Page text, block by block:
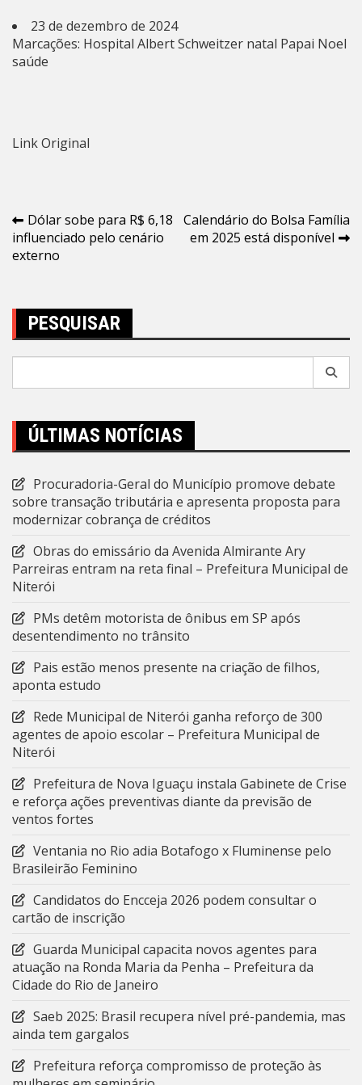
23 de dezembro de 2024
Marcações: Hospital Albert Schweitzer natal Papai Noel
saúde
Link Original
Navegação
de
Dólar sobe para R$ 6,18
influenciado pelo cenário
externo
Calendário do Bolsa Família
em 2025 está disponível
PESQUISAR
ÚLTIMAS NOTÍCIAS
Procuradoria-Geral do Município promove debate
sobre transação tributária e apresenta proposta para
modernizar cobrança de créditos
Obras do emissário da Avenida Almirante Ary
Parreiras entram na reta final – Prefeitura Municipal de
Niterói
PMs detêm motorista de ônibus em SP após
desentendimento no trânsito
Pais estão menos presente na criação de filhos,
aponta estudo
Rede Municipal de Niterói ganha reforço de 300
agentes de apoio escolar – Prefeitura Municipal de
Niterói
Prefeitura de Nova Iguaçu instala Gabinete de Crise
e reforça ações preventivas diante da previsão de
ventos fortes
Ventania no Rio adia Botafogo x Fluminense pelo
Brasileirão Feminino
Candidatos do Encceja 2026 podem consultar o
cartão de inscrição
Guarda Municipal capacita novos agentes para
atuação na Ronda Maria da Penha – Prefeitura da
Cidade do Rio de Janeiro
Saeb 2025: Brasil recupera nível pré-pandemia, mas
ainda tem gargalos
Prefeitura reforça compromisso de proteção às